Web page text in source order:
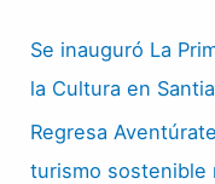
Se inauguró La
la Cultura en
Regresa
turismo sostenible